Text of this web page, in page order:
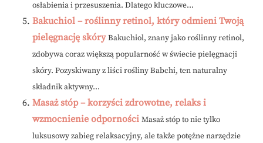
osłabienia i przesuszenia. Dlatego kluczowe...
Bakuchiol – roślinny retinol, który odmieni Twoją
pielęgnację skóry Bakuchiol, znany jako roślinny retinol,
zdobywa coraz większą popularność w świecie pielęgnacji
skóry. Pozyskiwany z liści rośliny Babchi, ten naturalny
składnik aktywny...
Masaż stóp – korzyści zdrowotne, relaks i
wzmocnienie odporności Masaż stóp to nie tylko
luksusowy zabieg relaksacyjny, ale także potężne narzędzie